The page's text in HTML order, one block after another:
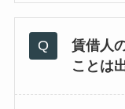
賃借人
ことは